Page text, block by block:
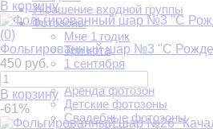
Украшение входной группы
Фотозоны
Мне 1 годик
Три кота
1 сентября
Аренда фотозон
Детские фотозоны
Свадебные фотозоны
В корзину
(0)
Фольгированный шар №3 "С
450 руб.
В корзину
-61%